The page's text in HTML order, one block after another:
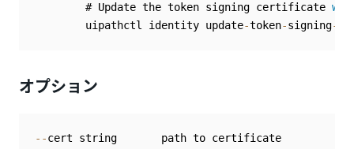
        # Update the token signing certificate
        uipathctl identity update
-token-signing-
オプション
--cert string       path to certificate